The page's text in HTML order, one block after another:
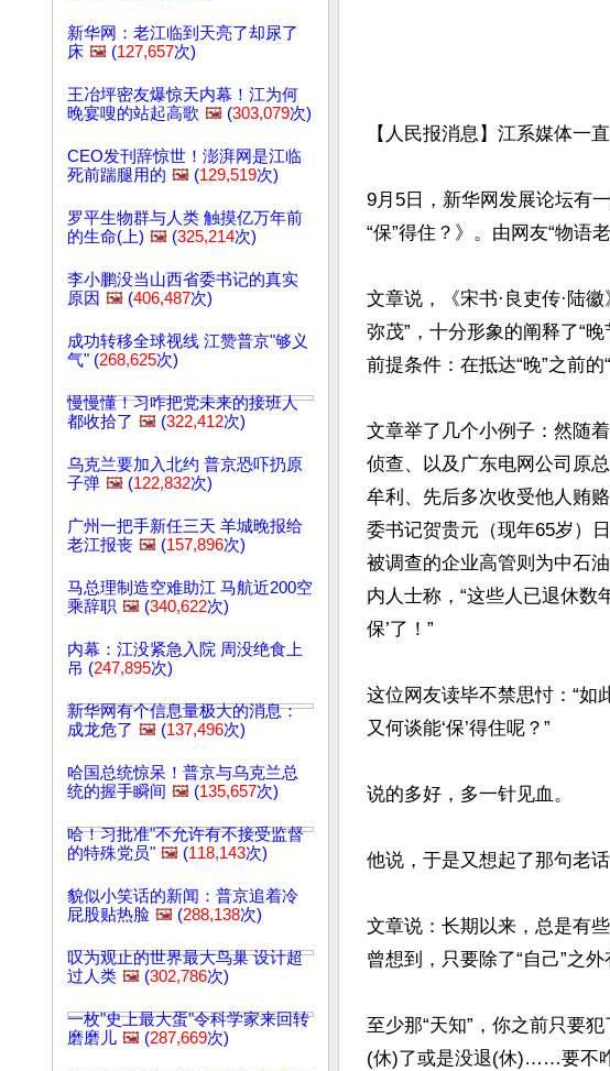
新华网：老江临到天亮了却尿了
床 🖼️ (127,657次)
王冶坪密友爆惊天内幕！江为何
晚宴嗖的站起高歌 🖼️ (303,079次)
CEO发刊辞惊世！澎湃网是江临
死前踹腿用的 🖼️ (129,519次)
罗平生物群与人类 触摸亿万年前
的生命(上) 🖼️ (325,214次)
李小鹏没当山西省委书记的真实
原因 🖼️ (406,487次)
成功转移全球视线 江赞普京"够义
气" (268,625次)
慢慢懂！习咋把党未来的接班人
都收拾了 🖼️ (322,412次)
乌克兰要加入北约 普京恐吓扔原
子弹 🖼️ (122,832次)
广州一把手新任三天 羊城晚报给
老江报丧 🖼️ (157,896次)
马总理制造空难助江 马航近200空
乘辞职 🖼️ (340,622次)
内幕：江没紧急入院 周没绝食上
吊 (247,895次)
新华网有个信息量极大的消息：
成龙危了 🖼️ (137,496次)
哈国总统惊呆！普京与乌克兰总
统的握手瞬间 🖼️ (135,657次)
哈！习批准"不允许有不接受监督
的特殊党员" 🖼️ (118,143次)
貌似小笑话的新闻：普京追着冷
屁股贴热脸 🖼️ (288,138次)
叹为观止的世界最大鸟巢 设计超
过人类 🖼️ (302,786次)
一枚"史上最大蛋"令科学家来回转
磨磨儿 🖼️ (287,669次)
【人民报消息】江系媒体一
9月5日，新华网发展论坛有
“保”得住？》。由网友“物语老
文章说，《宋书·良吏传·陆
弥茂”，十分形象的阐释了“
前提条件：在抵达“晚”之前的
文章举了几个小例子：然随
侦查、以及广东电网公司原
牟利、先后多次收受他人贿
委书记贺贵元（现年65岁）
被调查的企业高管则为中石
内人士称，“这些人已退休数
保’了！”
这位网友读毕不禁思忖：“如
又何谈能‘保’得住呢？”
说的多好，多一针见血。
他说，于是又想起了那句老
文章说：长期以来，总是有
曾想到，只要除了“自己”之
至少那“天知”，你之前只要
(休)了或是没退(休)……要不